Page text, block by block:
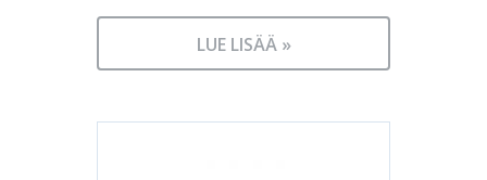
LUE LISÄÄ »